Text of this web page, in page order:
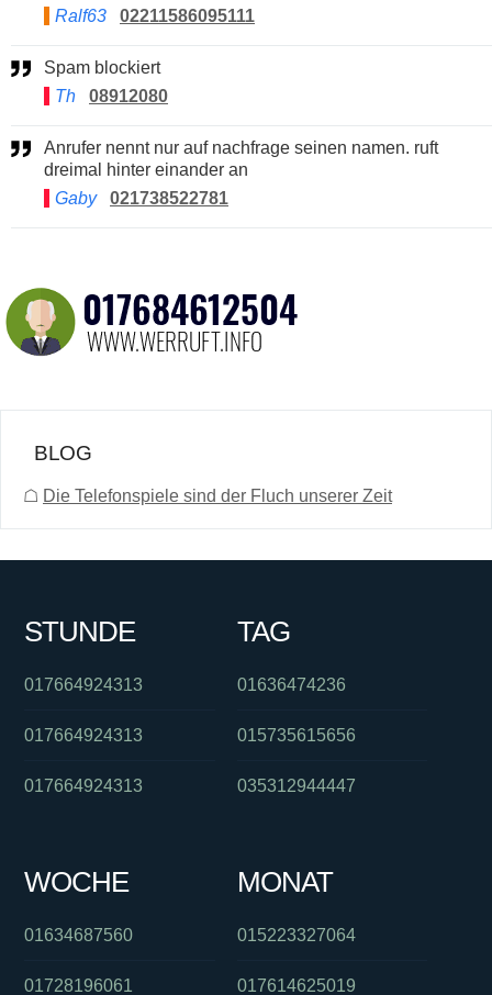
Ralf63
02211586095111
Spam blockiert
Th
08912080
Anrufer nennt nur auf nachfrage seinen namen. ruft
dreimal hinter einander an
Gaby
021738522781
BLOG
☖ Die Telefonspiele sind der Fluch unserer Zeit
STUNDE
017664924313
017664924313
017664924313
TAG
01636474236
015735615656
035312944447
WOCHE
01634687560
01728196061
MONAT
015223327064
017614625019